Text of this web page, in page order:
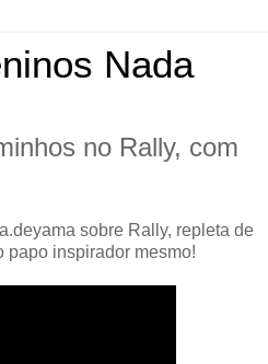
Nada
no Rally, com
sobre Rally, repleta de
papo inspirador mesmo!